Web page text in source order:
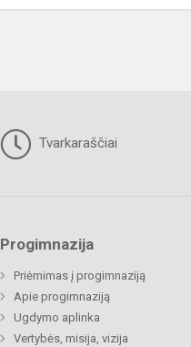
Tvarkaraščiai
Progimnazija
Priėmimas į progimnaziją
Apie progimnaziją
Ugdymo aplinka
Vertybės, misija, vizija